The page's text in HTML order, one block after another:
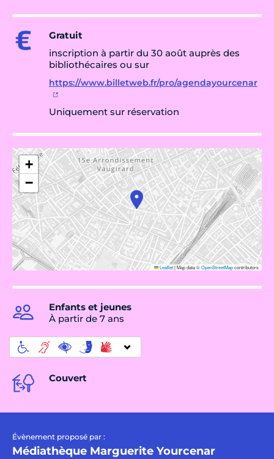
Gratuit
inscription à partir du 30 août auprès des
bibliothécaires ou sur
https://www.billetweb.fr/pro/agendayourcenar
Uniquement sur réservation
+
−
Leaflet|Map data ©OpenStreetMapcontributors
Enfants et jeunes
À partir de 7 ans
Couvert
Évènement proposé par :
Médiathèque Marguerite Yourcenar